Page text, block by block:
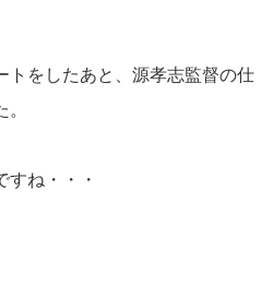
トをしたあと、源孝志監督の仕
すね・・・